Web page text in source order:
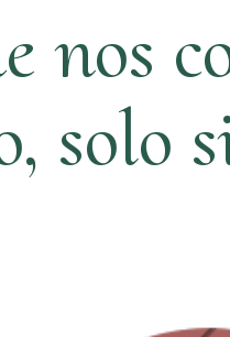
nos
solo